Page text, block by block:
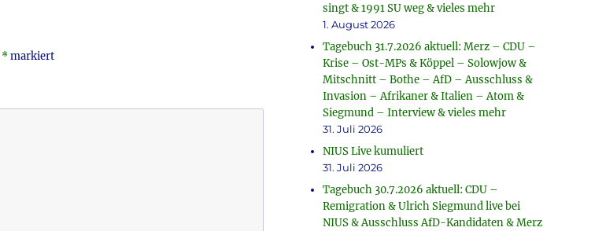
*markiert
singt & 1991 SU weg & vieles mehr
1. August 2026
Tagebuch 31.7.2026 aktuell: Merz – CDU –
Krise – Ost-MPs & Köppel – Solowjow &
Mitschnitt – Bothe – AfD – Ausschluss &
Invasion – Afrikaner & Italien – Atom &
Siegmund – Interview & vieles mehr
31. Juli 2026
NIUS Live kumuliert
31. Juli 2026
Tagebuch 30.7.2026 aktuell: CDU –
Remigration & Ulrich Siegmund live bei
NIUS & Ausschluss AfD-Kandidaten & Merz